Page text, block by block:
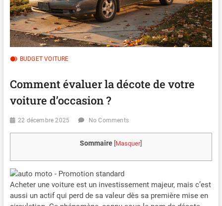
BUDGET VOITURE
Comment évaluer la décote de votre
voiture d’occasion ?
22 décembre 2025 No Comments
Sommaire Masquer]
Acheter une voiture est un investissement majeur, mais c’est
aussi un actif qui perd de sa valeur dès sa première mise en